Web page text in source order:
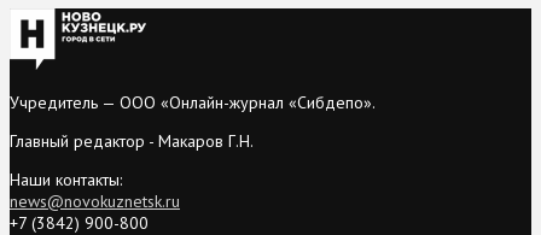
Учредитель — ООО «Онлайн-журнал «Сибдепо».
Главный редактор - Макаров Г.Н.
Наши контакты:
news@novokuznetsk.ru
+7 (3842) 900-800